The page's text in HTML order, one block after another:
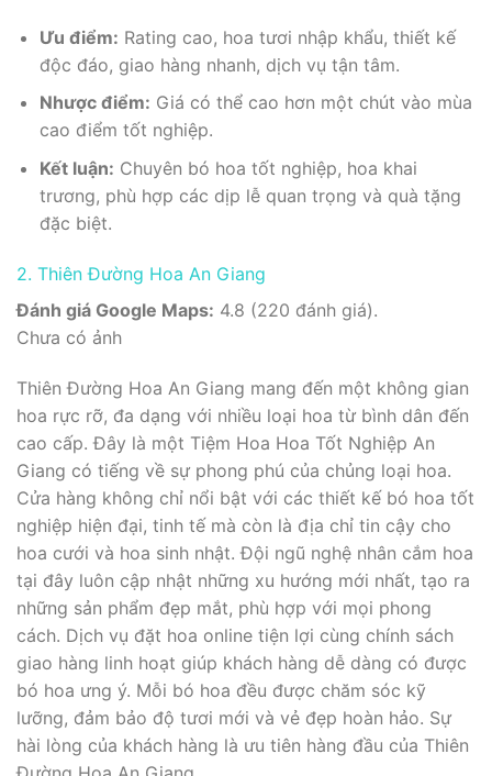
Ưu điểm: Rating cao, hoa tươi nhập khẩu, thiết kế
độc đáo, giao hàng nhanh, dịch vụ tận tâm.
Nhược điểm: Giá có thể cao hơn một chút vào mùa
cao điểm tốt nghiệp.
Kết luận: Chuyên bó hoa tốt nghiệp, hoa khai
trương, phù hợp các dịp lễ quan trọng và quà tặng
đặc biệt.
2. Thiên Đường Hoa An Giang
Đánh giá Google Maps: 4.8 (220 đánh giá).
Chưa có ảnh
Thiên Đường Hoa An Giang mang đến một không gian
hoa rực rỡ, đa dạng với nhiều loại hoa từ bình dân đến
cao cấp. Đây là một Tiệm Hoa Hoa Tốt Nghiệp An
Giang có tiếng về sự phong phú của chủng loại hoa.
Cửa hàng không chỉ nổi bật với các thiết kế bó hoa tốt
nghiệp hiện đại, tinh tế mà còn là địa chỉ tin cậy cho
hoa cưới và hoa sinh nhật. Đội ngũ nghệ nhân cắm hoa
tại đây luôn cập nhật những xu hướng mới nhất, tạo ra
những sản phẩm đẹp mắt, phù hợp với mọi phong
cách. Dịch vụ đặt hoa online tiện lợi cùng chính sách
giao hàng linh hoạt giúp khách hàng dễ dàng có được
bó hoa ưng ý. Mỗi bó hoa đều được chăm sóc kỹ
lưỡng, đảm bảo độ tươi mới và vẻ đẹp hoàn hảo. Sự
hài lòng của khách hàng là ưu tiên hàng đầu của Thiên